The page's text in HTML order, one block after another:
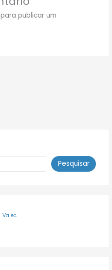
para publicar um
Pesquisar
Valec